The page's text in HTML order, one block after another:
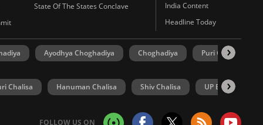
State Of The States Conclave
India Content
Headline Today
Ayodhya Choghadiya Choghadiya Puri Choghadiya
Chalisa Hanuman Chalisa Shiv Chalisa UP Election
FOLLOW US ON